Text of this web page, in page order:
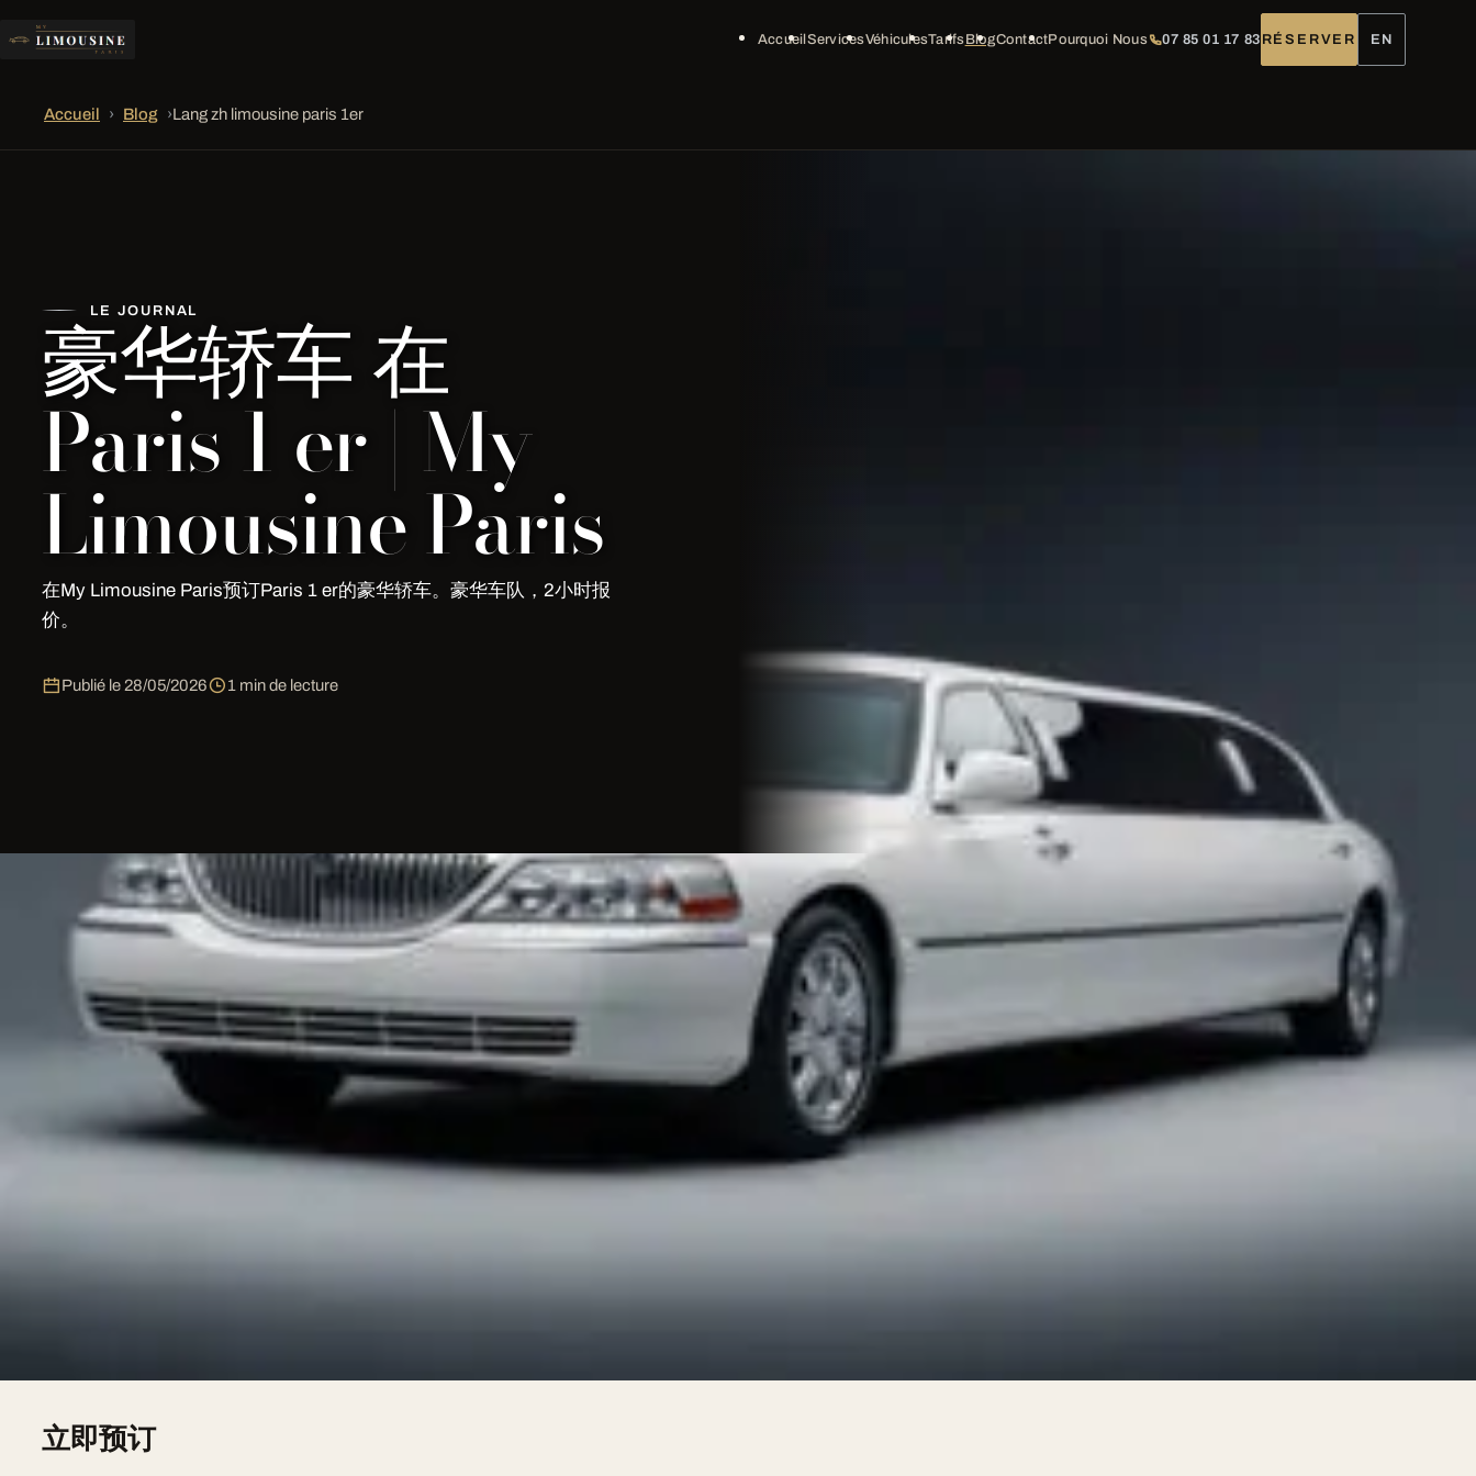
AccueilServicesVéhiculesTarifsBlogContactPourquoi Nous 07 85 01 17 83 RÉSERVER EN
Accueil › Blog ›Lang zh limousine paris 1er
LE JOURNAL
豪华轿车 在
Paris 1 er | My
Limousine Paris
在My Limousine Paris预订Paris 1 er的豪华轿车。豪华车队，2小时报
价。
Publié le 28/05/2026 1 min de lecture
豪华轿车 在 Paris 1er | My Limousine Paris
My Limousine Paris预订Paris 1er的豪华轿车服务。豪华车队，会说中文的司机，2小
时内免费报价。
我们的车队
Hummer H2 Limousine — 8 seats, sur devis
Chrysler 300C Stretch — 8 seats, sur devis
立即预订